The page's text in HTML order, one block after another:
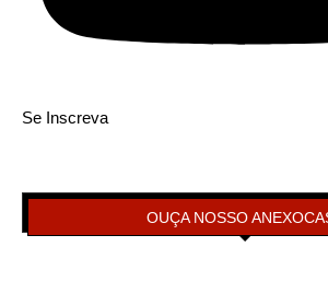
Se Inscreva
OUÇA NOSSO